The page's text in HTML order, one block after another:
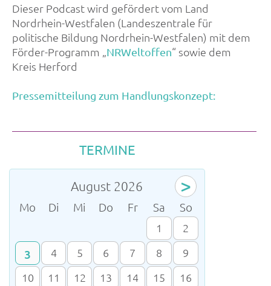
Dieser Podcast wird gefördert vom Land
Nordrhein-Westfalen (Landeszentrale für
politische Bildung Nordrhein-Westfalen) mit dem
Förder-Programm „NRWeltoffen“ sowie dem
Kreis Herford
Pressemitteilung zum Handlungskonzept:
TERMINE
August 2026 >
Mo ntag
Di enstag
Mi ttwoch
Do nnerstag
Freitag
Sa mstag
Sonntag
1 2
3 4 5 6 7 8
9
10
11 12 13 14 15
16